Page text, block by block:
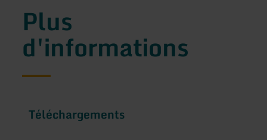
Plus
d'informations
Téléchargements